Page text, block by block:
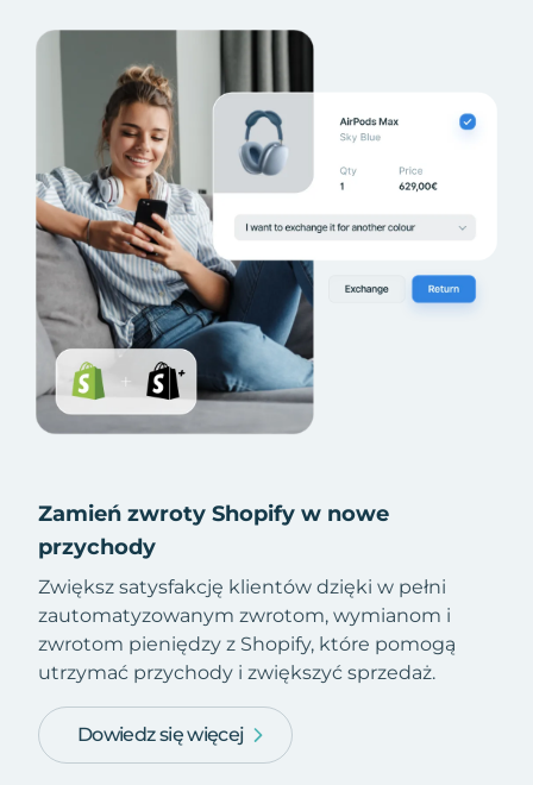
Zamień zwroty Shopify w nowe
przychody
Zwiększ satysfakcję klientów dzięki w pełni
zautomatyzowanym zwrotom, wymianom i
zwrotom pieniędzy z Shopify, które pomogą
utrzymać przychody i zwiększyć sprzedaż.
Dowiedz się więcej